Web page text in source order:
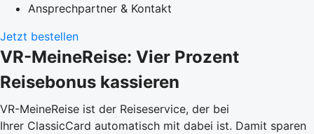
Ansprechpartner & Kontakt
Jetzt bestellen
VR-MeineReise: Vier Prozent
Reisebonus kassieren
VR-MeineReise ist der Reiseservice, der bei
Ihrer ClassicCard automatisch mit dabei ist. Damit sparen